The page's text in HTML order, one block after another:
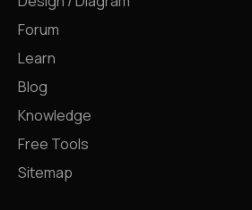
Forum
Learn
Blog
Knowledge
Free Tools
Sitemap